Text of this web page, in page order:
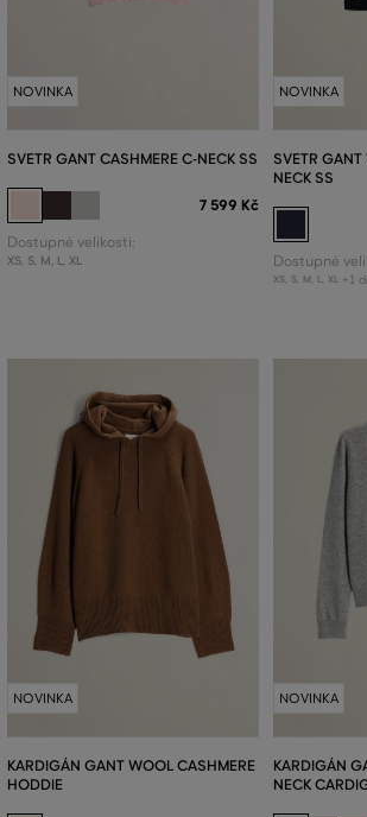
NOVINKA
SVETR GANT CASHMERE C-NECK SS
7 599 Kč
Dostupné velikosti:
XS, S, M L XL
NOVINKA
SVETR
NECK SS
Dostupné
XS, S, M L, XL +1
NOVINKA
KARDIGÁN GANT WOOL CASHMERE
HODDIE
NOVINKA
KARDIGÁN
NECK